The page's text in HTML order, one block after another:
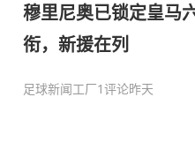
穆里尼奥已锁定皇马
衔，新援在列
足球新闻工厂1评论昨天